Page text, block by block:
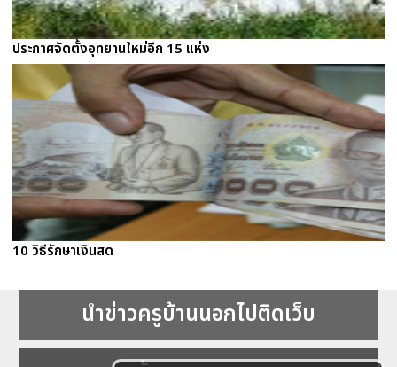
ประกาศจัดตั้งอุทยานใหม่อีก 15 แห่ง
10 วิธีรักษาเงินสด
นำข่าวครูบ้านนอกไปติดเว็บ